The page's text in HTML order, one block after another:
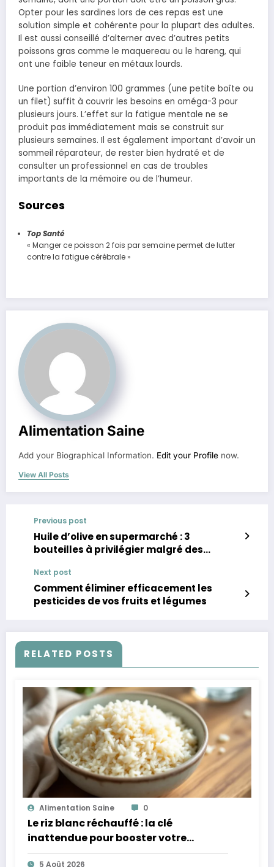
Opter pour les sardines lors de ces repas est une
solution simple et cohérente pour la plupart des adultes.
Il est aussi conseillé d’alterner avec d’autres petits
poissons gras comme le maquereau ou le hareng, qui
ont une faible teneur en métaux lourds.
Une portion d’environ 100 grammes (une petite boîte ou
un filet) suffit à couvrir les besoins en oméga-3 pour
plusieurs jours. L’effet sur la fatigue mentale ne se
produit pas immédiatement mais se construit sur
plusieurs semaines. Il est également important d’avoir un
sommeil réparateur, de rester bien hydraté et de
consulter un professionnel en cas de troubles
importants de la mémoire ou de l’humeur.
Sources
Top Santé
« Manger ce poisson 2 fois par semaine permet de lutter
contre la fatigue cérébrale »
Alimentation Saine
Add your Biographical Information. Edit your Profile now.
View All Posts
Previous post
Huile d’olive en supermarché : 3
bouteilles à privilégier malgré des
Next post
Comment éliminer efficacement les
pesticides de vos fruits et légumes
RELATED POSTS
Alimentation Saine 0
Le riz blanc réchauffé : la clé
inattendue pour booster votre
microbiote
5 Août 2026